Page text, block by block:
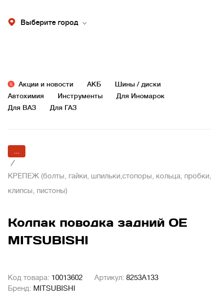
Выберите город
Акции и новости АКБ
Шины / диски
Автохимия
Инструменты
Для Иномарок
Для ВАЗ
Для ГАЗ
...
/
КРЕПЕЖ (болты, гайки, шпильки,стопоры, кольца, пробки,
клипсы, пистоны)
Колпак поводка задний OE
MITSUBISHI
Код товара: 10013602 Артикул: 8253A133
Бренд: MITSUBISHI